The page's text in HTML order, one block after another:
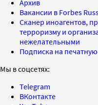
Архив
Вакансии в Forbes
Сканер иноагентов,
терроризму и
нежелательными
Подписка на
Мы в соцсетях:
Telegram
ВКонтакте